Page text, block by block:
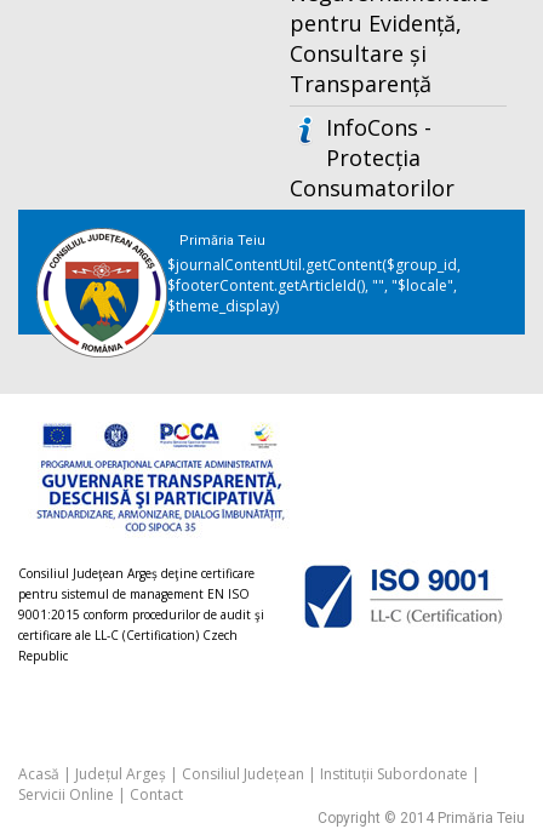
pentru Evidență,
Consultare și
Transparență
InfoCons -
Protecția
Consumatorilor
Primăria Teiu
$journalContentUtil.getContent($group_id,
$footerContent.getArticleId(), "", "$locale",
$theme_display)
Consiliul Judeţean Argeș deţine certificare
pentru sistemul de management EN ISO
9001:2015 conform procedurilor de audit şi
certificare ale LL-C (Certification) Czech
Republic
Acasă | Județul Argeș | Consiliul Județean | Instituții Subordonate |
Servicii Online | Contact
Copyright © 2014 Primăria Teiu